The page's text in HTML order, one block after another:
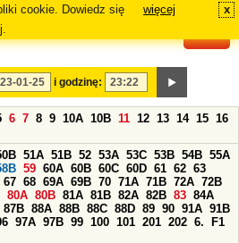
cookie. Dowiedz się
więcej x
i godzinę:
6 7 8 9 10A 10B 11 12 13 14 15 16
51A 51B 52 53A 53C 53B 54B 55A
59 60A 60B 60C 60D 61 62 63
67 68 69A 69B 70 71A 71B 72A 72B
80A 80B 81A 81B 82A 82B 83 84A
87B 88A 88B 88C 88D 89 90 91A 91B
97A 97B 99 100 101 201 202 6.
F1